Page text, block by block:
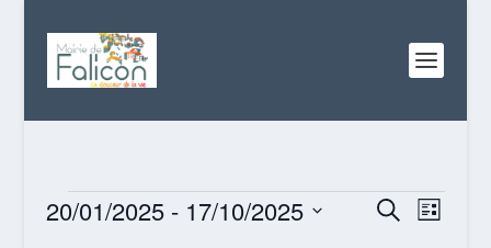
ÉVÈNEMENTS RECHERCHE
LISTE
20/01/2025 - 17/10/2025